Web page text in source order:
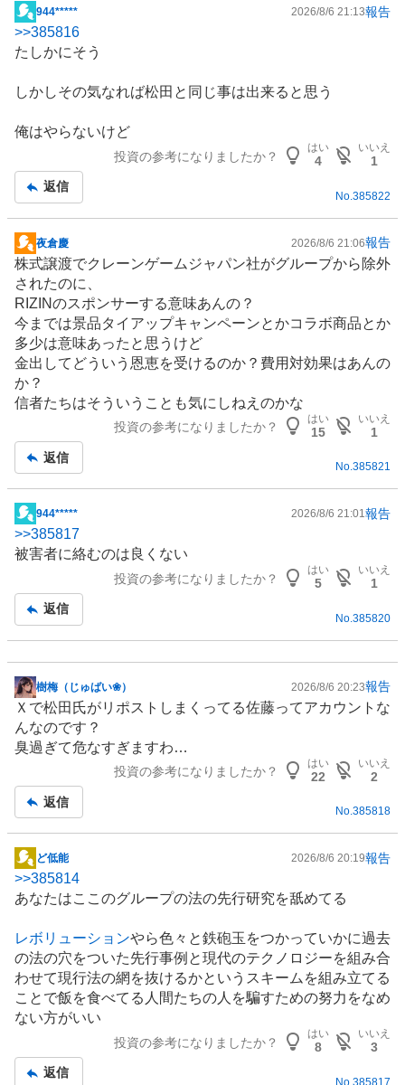
掲
示
板
事
944***** 2026/8/6 21:13報告
>>385816
たしかにそう
しかしその気なれば松田と同じ事は出来ると思う
俺はやらないけど
投資の参考になりましたか？
はい
4
いいえ
1
返信
No. 385822
掲
示
板
記
事
夜倉慶 2026/8/6 21:06報告
株式譲渡でクレーンゲームジャパン社がグループから除外
されたのに、
RIZINのスポンサーする意味あんの？
今までは景品タイアップキャンペーンとかコラボ商品とか
多少は意味あったと思うけど
金出してどういう恩恵を受けるのか？費用対効果はあんの
か？
信者たちはそういうことも気にしねえのかな
投資の参考になりましたか？
はい
15
いいえ
1
返信
No.385821
掲
示
板
944***** 2026/8/6 21:01報告
>>385817
被害者に絡むのは良くない
投資の参考になりましたか？
はい
5
いいえ
1
返信
No. 385820
掲
示
板
記
樹梅（じゅばい❀） 2026/8/6 20:23報告
Ｘで松田氏がリポストしまくってる佐藤ってアカウントな
んなのです？
臭過ぎて危なすぎますわ…
投資の参考になりましたか？
はい
22
いいえ
2
返信
No.385818
掲
示
板
事
ど低能 2026/8/6 20:19報告
>>385814
あなたはここのグループの法の先行研究を舐めてる
レボリューションやら色々と鉄砲玉をつかっていかに過去
の法の穴をついた先行事例と現代のテクノロジーを組み合
わせて現行法の網を抜けるかというスキームを組み立てる
ことで飯を食べてる人間たちの人を騙すための努力をなめ
ない方がいい
投資の参考になりましたか？
はい
8
いいえ
3
返信
No. 385817